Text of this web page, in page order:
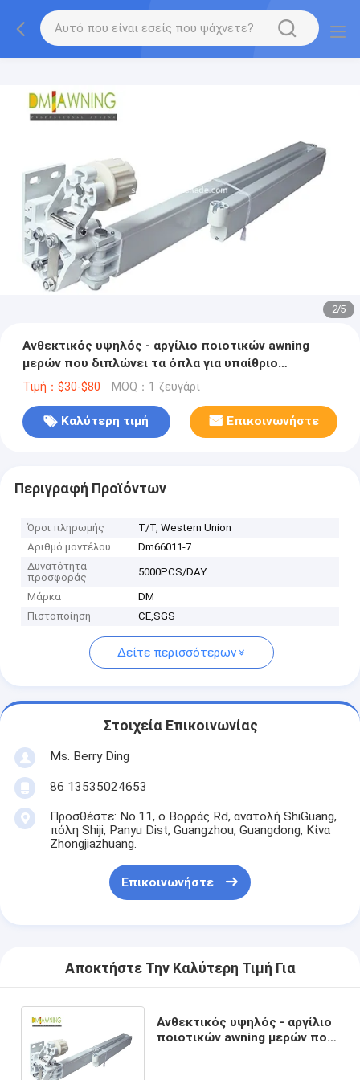
2/5
Ανθεκτικός υψηλός - αργίλιο ποιοτικών awning
μερών που διπλώνει τα όπλα για υπαίθριο
εισελκόμενο Awning
Τιμή：$30-$80 MOQ：1 ζευγάρι
Καλύτερη τιμή Επικοινωνήστε
Περιγραφή Προϊόντων
Όροι πληρωμής
T/T, Western Union
Αριθμό μοντέλου
Dm66011-7
Δυνατότητα
προσφοράς
5000PCS/DAY
Μάρκα
DM
Πιστοποίηση
CE,SGS
Δείτε περισσότερων
Στοιχεία Επικοινωνίας
Ms. Berry Ding
86 13535024653
Προσθέστε: No.11, ο Βορράς Rd, ανατολή ShiGuang,
πόλη Shiji, Panyu Dist, Guangzhou, Guangdong, Κίνα
Zhongjiazhuang.
Επικοινωνήστε
Αποκτήστε Την Καλύτερη Τιμή Για
Ανθεκτικός υψηλός - αργίλιο
ποιοτικών awning μερών που